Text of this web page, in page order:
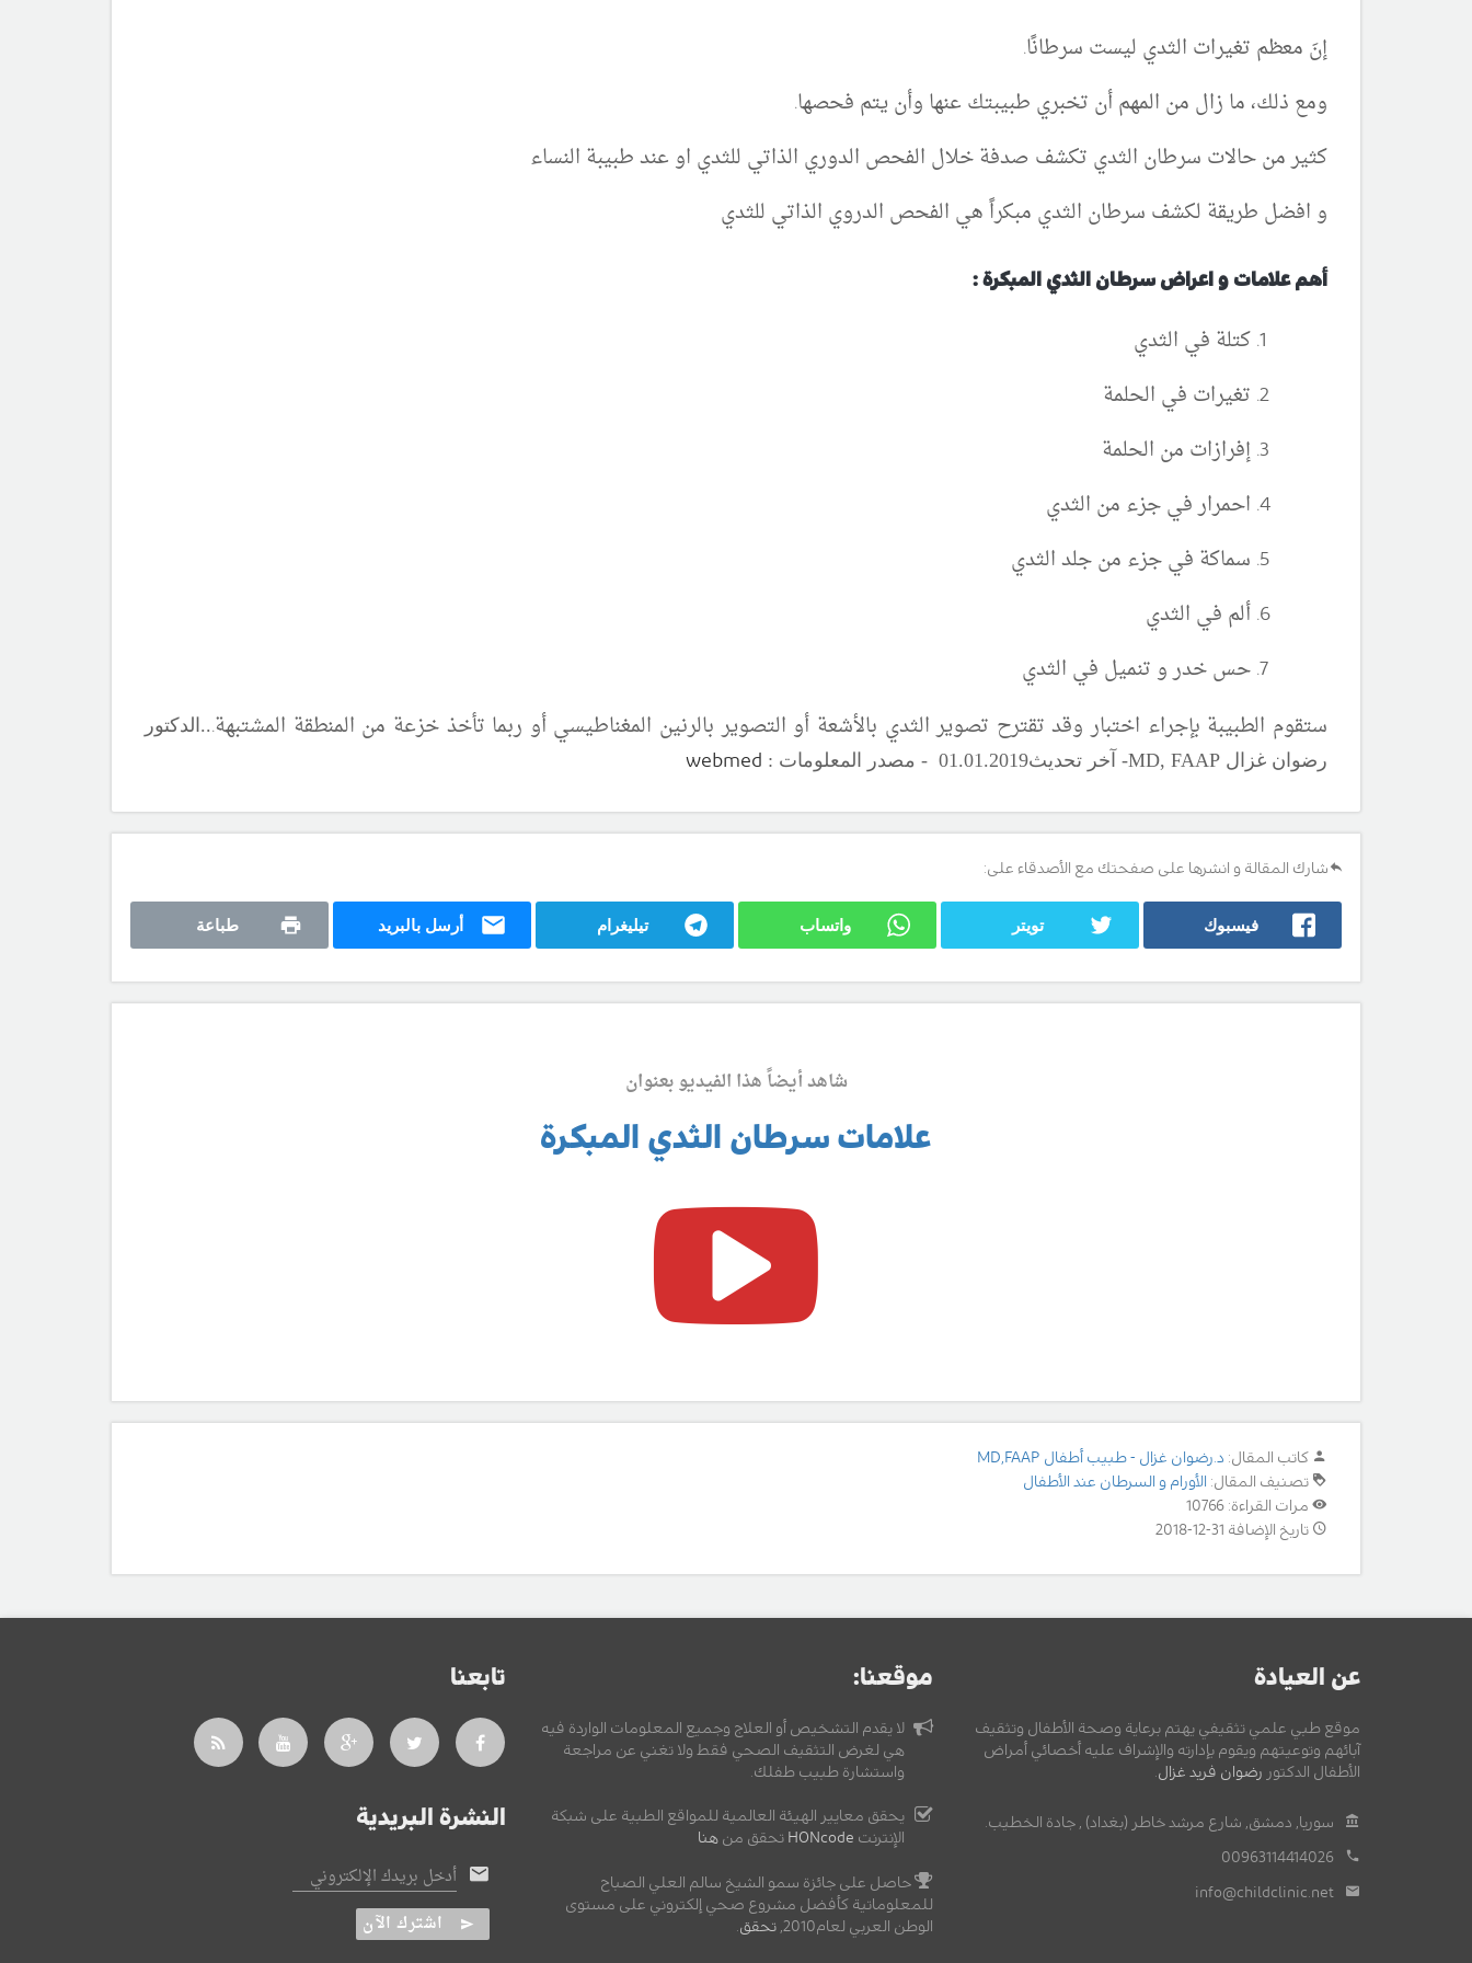
إنَ معظم تغيرات الثدي ليست سرطانًا.
ومع ذلك، ما زال من المهم أن تخبري طبيبتك عنها وأن يتم فحصها.
كثير من حالات سرطان الثدي تكشف صدفة خلال الفحص الدوري الذاتي للثدي او عند طبيبة النساء
و افضل طريقة لكشف سرطان الثدي مبكراً هي الفحص الدروي الذاتي للثدي
أهم علامات و اعراض سرطان الثدي المبكرة :
كتلة في الثدي
تغيرات في الحلمة
إفرازات من الحلمة
احمرار في جزء من الثدي
سماكة في جزء من جلد الثدي
ألم في الثدي
حس خدر و تنميل في الثدي
ستقوم الطبيبة بإجراء اختبار وقد تقترح تصوير الثدي بالأشعة أو التصوير بالرنين المغناطيسي أو ربما تأخذ خزعة من المنطقة المشتبهة...الدكتور
رضوان غزال MD, FAAP
- آخر تحديث01 .01 .2019 - مصدر المعلومات : webmed
شارك المقالة و انشرها على صفحتك مع الأصدقاء على:
فيسبوك تويتر واتساب تيليغرام أرسل بالبريد طباعة
شاهد أيضاً هذا الفيديو بعنوان
علامات سرطان الثدي المبكرة
كاتب المقال: د.رضوان غزال - طبيب أطفال MD,FAAP
تصنيف المقال: الأورام و السرطان عند الأطفال
مرات القراءة: 10766
تاريخ الإضافة 31-12-2018
عن العيادة
موقع طبي علمي تثقيفي يهتم برعاية وصحة الأطفال وتثقيف
آبائهم وتوعيتهم ويقوم بإدارته والإشراف عليه أخصائي أمراض
الأطفال الدكتور رضوان فريد غزال.
سوريا, دمشق, شارع مرشد خاطر (بغداد) , جادة الخطيب.
00963114414026
info@childclinic.net
موقعنا:
لا يقدم التشخيص أو العلاج وجميع المعلومات الواردة فيه
هي لغرض التثقيف الصحي فقط ولا تغني عن مراجعة
واستشارة طبيب طفلك.
يحقق معايير الهيئة العالمية للمواقع الطبية على شبكة
الإنترنت HONcode تحقق من هنا
حاصل على جائزة سمو الشيخ سالم العلي الصباح
للمعلوماتية كأفضل مشروع صحي إلكتروني على مستوى
الوطن العربي لعام2010,
تحقق.
تابعنا
النشرة البريدية
أدخل بريدك الإلكتروني
اشترك الآن